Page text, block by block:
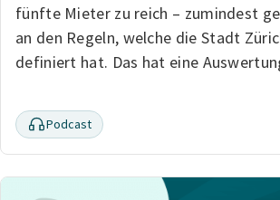
fünfte Mieter zu reich – zumindest
an den Regeln, welche die Stadt
definiert hat. Das hat eine
Podcast